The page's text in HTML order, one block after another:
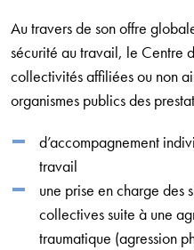
Au travers de son offre
sécurité au travail, le Centre
collectivités affiliées ou non
organismes publics des
d’accompagnement
travail
une prise en charge des
collectives suite à une
traumatique (agression